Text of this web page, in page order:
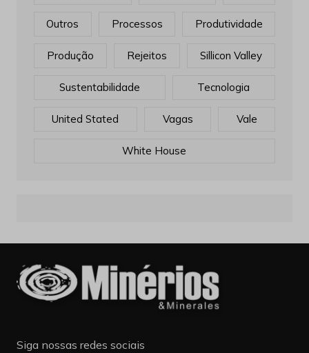
Outros Processos Produtividade
Produção Rejeitos Sillicon Valley
Sustentabilidade Tecnologia
United Stated Vagas Vale
White House
Siga nossas redes sociais